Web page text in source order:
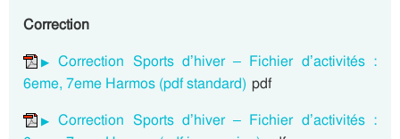
Correction
Correction Sports d’hiver – Fichier d’activités :
6eme, 7eme Harmos (pdf standard) pdf
Correction Sports d’hiver – Fichier d’activités :